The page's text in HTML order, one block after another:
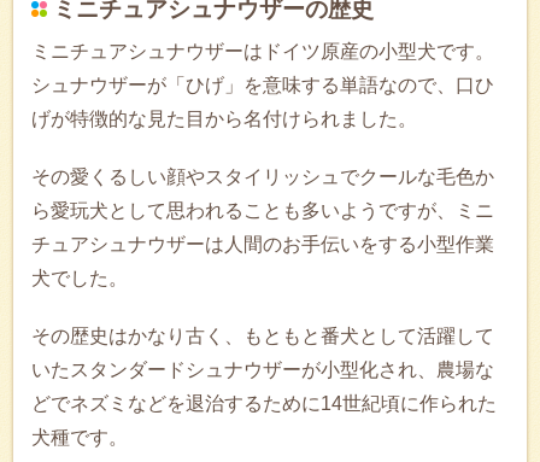
ミニチュアシュナウザーの歴史
ミニチュアシュナウザーはドイツ原産の小型犬です。
シュナウザーが「ひげ」を意味する単語なので、口ひ
げが特徴的な見た目から名付けられました。
その愛くるしい顔やスタイリッシュでクールな毛色か
ら愛玩犬として思われることも多いようですが、ミニ
チュアシュナウザーは人間のお手伝いをする小型作業
犬でした。
その歴史はかなり古く、もともと番犬として活躍して
いたスタンダードシュナウザーが小型化され、農場な
どでネズミなどを退治するために14世紀頃に作られた
犬種です。